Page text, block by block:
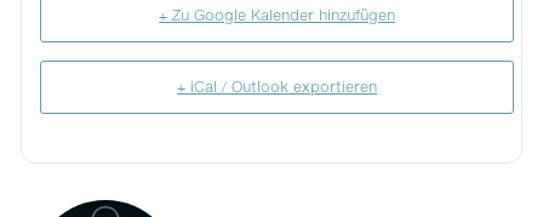
+ Zu Google Kalender hinzufügen
+ iCal / Outlook exportieren